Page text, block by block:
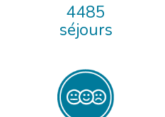
4485
séjours